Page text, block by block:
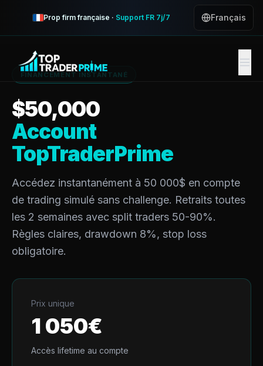
Prop firm française · Support FR 7j/7 Français
Financement Instantané
FINANCEMENT INSTANTANÉ
$50,000
Account
TopTraderPrime
Accédez instantanément à 50 000$ en compte
de trading simulé sans challenge. Retraits toutes
les 2 semaines avec split traders 50-90%.
Règles claires, drawdown 8%, stop loss
obligatoire.
Prix unique
1 050€
Accès lifetime au compte